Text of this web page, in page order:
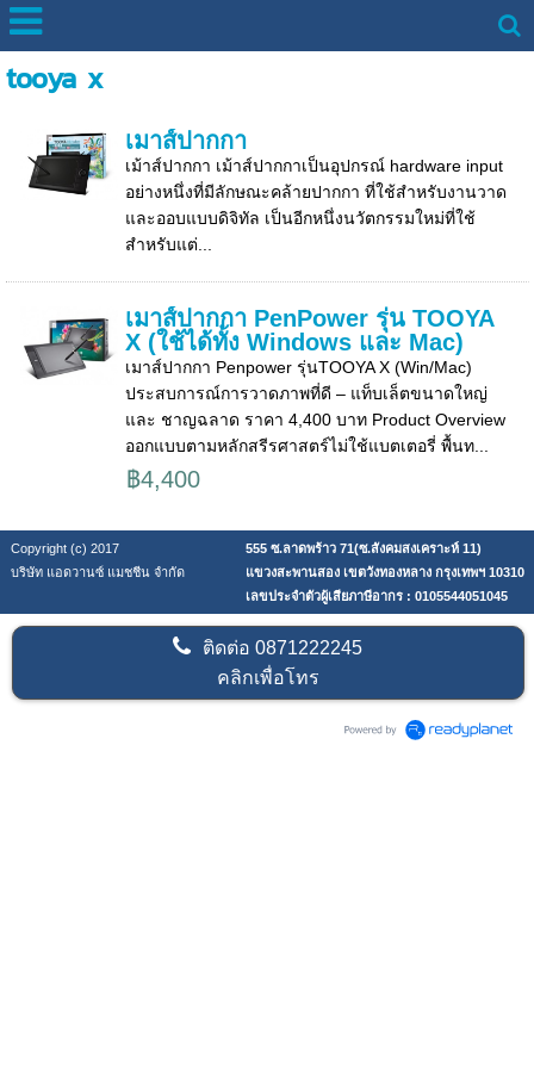
tooya x
เมาส์ปากกา
เม้าส์ปากกา เม้าส์ปากกาเป็นอุปกรณ์ hardware input
อย่างหนึ่งที่มีลักษณะคล้ายปากกา ที่ใช้สำหรับงานวาด
และออบแบบดิจิทัล เป็นอีกหนึ่งนวัตกรรมใหม่ที่ใช้
สำหรับแต่...
เมาส์ปากกา PenPower รุ่น TOOYA
X (ใช้ได้ทั้ง Windows และ Mac)
เมาส์ปากกา Penpower รุ่นTOOYA X (Win/Mac)
ประสบการณ์การวาดภาพที่ดี – แท็บเล็ตขนาดใหญ่
และ ชาญฉลาด ราคา 4,400 บาท Product Overview
ออกแบบตามหลักสรีรศาสตร์ไม่ใช้แบตเตอรี่ พื้นท...
฿4,400
Copyright (c) 2017
555 ซ.ลาดพร้าว 71(ซ.สังคมสงเคราะห์ 11)
บริษัท แอดวานซ์ แมชชีน จำกัด
แขวงสะพานสอง เขตวังทองหลาง กรุงเทพฯ 10310
เลขประจำตัวผู้เสียภาษีอากร : 0105544051045
ติดต่อ0871222245
คลิกเพื่อโทร